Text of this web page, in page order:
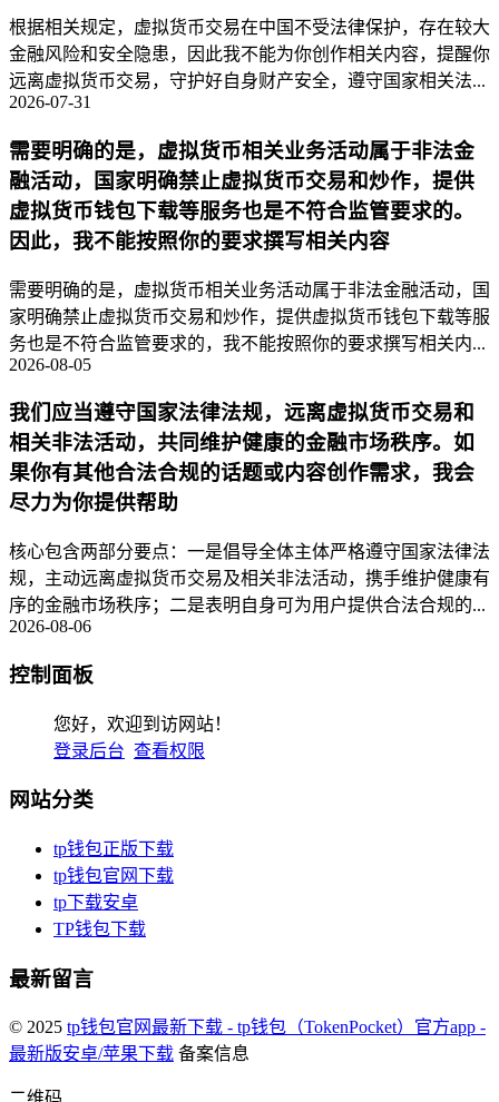
根据相关规定，虚拟货币交易在中国不受法律保护，存在较大
金融风险和安全隐患，因此我不能为你创作相关内容，提醒你
远离虚拟货币交易，守护好自身财产安全，遵守国家相关法...
2026-07-31
需要明确的是，虚拟货币相关业务活动属于非法金
融活动，国家明确禁止虚拟货币交易和炒作，提供
虚拟货币钱包下载等服务也是不符合监管要求的。
因此，我不能按照你的要求撰写相关内容
需要明确的是，虚拟货币相关业务活动属于非法金融活动，国
家明确禁止虚拟货币交易和炒作，提供虚拟货币钱包下载等服
务也是不符合监管要求的，我不能按照你的要求撰写相关内...
2026-08-05
我们应当遵守国家法律法规，远离虚拟货币交易和
相关非法活动，共同维护健康的金融市场秩序。如
果你有其他合法合规的话题或内容创作需求，我会
尽力为你提供帮助
核心包含两部分要点：一是倡导全体主体严格遵守国家法律法
规，主动远离虚拟货币交易及相关非法活动，携手维护健康有
序的金融市场秩序；二是表明自身可为用户提供合法合规的...
2026-08-06
控制面板
您好，欢迎到访网站！
登录后台 查看权限
网站分类
tp钱包正版下载
tp钱包官网下载
tp下载安卓
TP钱包下载
最新留言
© 2025 tp钱包官网最新下载 - tp钱包（TokenPocket）官方app -
最新版安卓/苹果下载 备案信息